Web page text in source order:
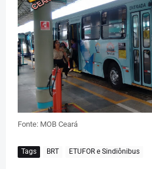
Fonte: MOB Ceará
Tags BRT ETUFOR e Sindiônibus